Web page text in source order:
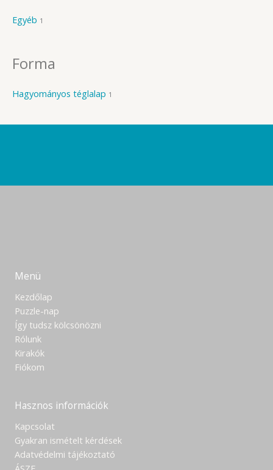
Egyéb 1
Forma
Hagyományos téglalap 1
Menü
Kezdőlap
Puzzle-nap
Így tudsz kölcsönözni
Rólunk
Kirakók
Fiókom
Hasznos információk
Kapcsolat
Gyakran ismételt kérdések
Adatvédelmi tájékoztató